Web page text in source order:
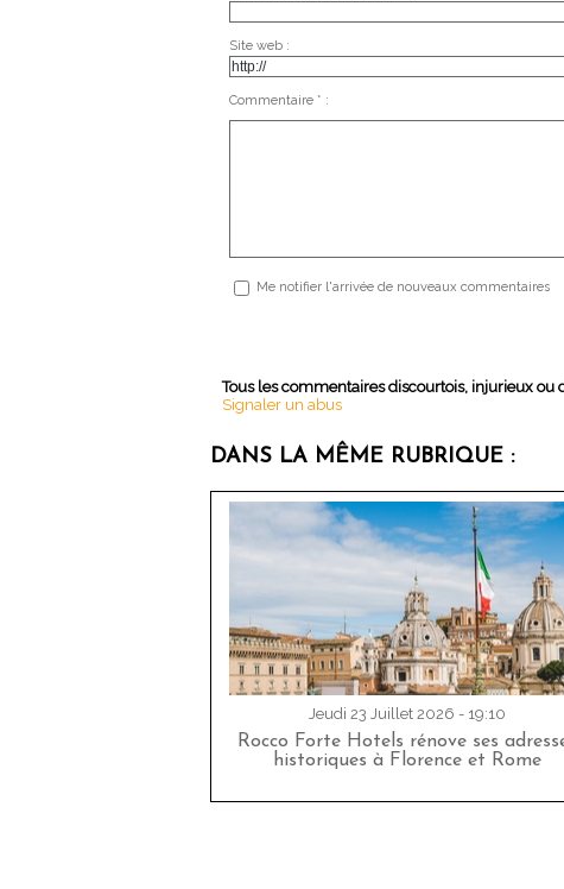
Site web :
Commentaire * :
Me notifier l'arrivée de nouveaux commentaires
Tous les commentaires discourtois, injurieux
Signaler un abus
DANS LA MÊME RUBRIQUE :
Jeudi 23 Juillet 2026 - 19:10
Rocco Forte Hotels rénove ses
historiques à Florence et Rome